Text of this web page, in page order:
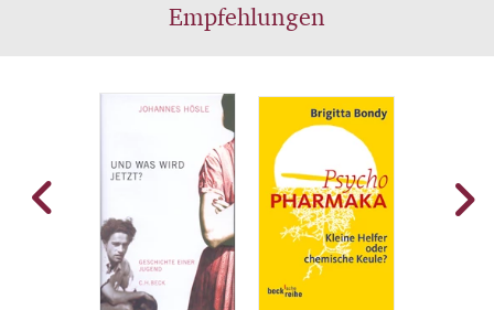
Empfehlungen